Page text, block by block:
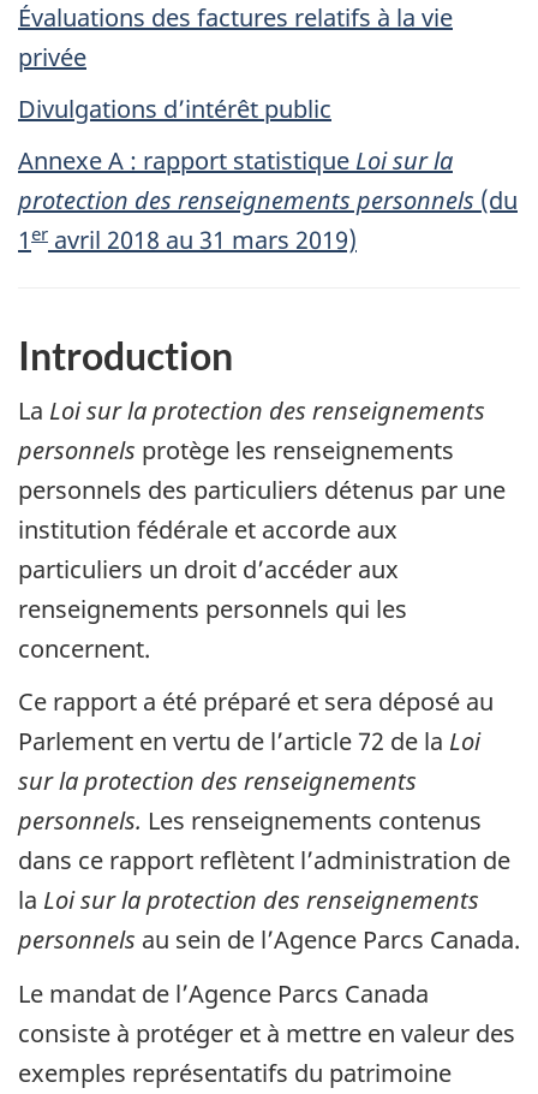
Évaluations des factures relatifs à la vie
privée
Divulgations d’intérêt public
Annexe A : rapport statistique Loi sur la
protection des renseignements personnels (du
1 er avril 2018 au 31 mars 2019)
Introduction
La Loi sur la protection des renseignements
personnels protège les renseignements
personnels des particuliers détenus par une
institution fédérale et accorde aux
particuliers un droit d’accéder aux
renseignements personnels qui les
concernent.
Ce rapport a été préparé et sera déposé au
Parlement en vertu de l’article 72 de la Loi
sur la protection des renseignements
personnels. Les renseignements contenus
dans ce rapport reflètent l’administration de
la Loi sur la protection des renseignements
personnels au sein de l’Agence Parcs Canada.
Le mandat de l’Agence Parcs Canada
consiste à protéger et à mettre en valeur des
exemples représentatifs du patrimoine